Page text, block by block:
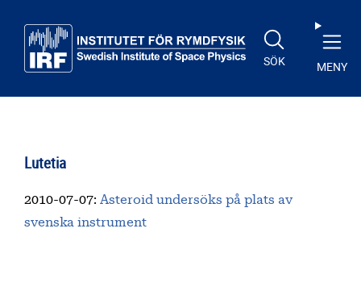
SÖK MENY
Lutetia
2010-07-07: Asteroid undersöks på plats av
svenska instrument